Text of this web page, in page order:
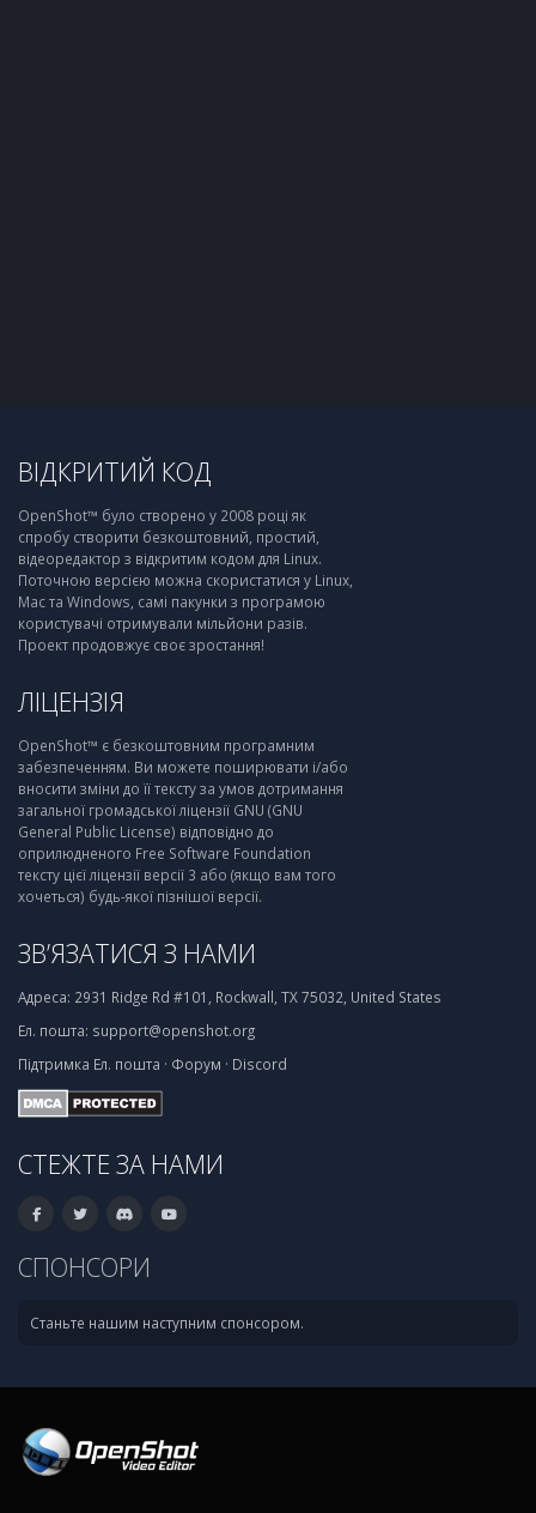
ВІДКРИТИЙ КОД
OpenShot™ було створено у 2008 році як
спробу створити безкоштовний, простий,
відеоредактор з відкритим кодом для Linux.
Поточною версією можна скористатися у Linux,
Mac та Windows, самі пакунки з програмою
користувачі отримували мільйони разів.
Проект продовжує своє зростання!
ЛІЦЕНЗІЯ
OpenShot™ є безкоштовним програмним
забезпеченням. Ви можете поширювати і/або
вносити зміни до її тексту за умов дотримання
загальної громадської ліцензії GNU (GNU
General Public License) відповідно до
оприлюдненого Free Software Foundation
тексту цієї ліцензії версії 3 або (якщо вам того
хочеться) будь-якої пізнішої версії.
ЗВ’ЯЗАТИСЯ З НАМИ
Адреса: 2931 Ridge Rd #101, Rockwall, TX 75032, United States
Ел. пошта: support@openshot.org
Підтримка Ел. пошта · Форум · Discord
СТЕЖТЕ ЗА НАМИ
СПОНСОРИ
Станьте нашим наступним спонсором.